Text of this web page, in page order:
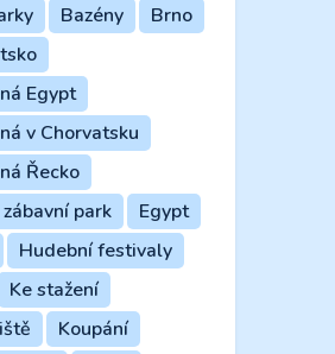
Bazény
Brno
Egypt
v Chorvatsku
Řecko
park
Egypt
Hudební festivaly
Ke stažení
Koupání